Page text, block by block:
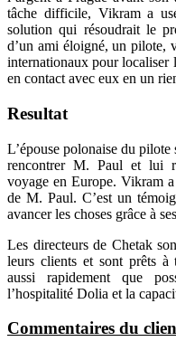
tâche difficile, Vikram a
solution qui résoudrait le
d’un ami éloigné, un pilote,
internationaux pour localiser
en contact avec eux en un
Resultat
L’épouse polonaise du pilote
rencontrer M. Paul et lui
voyage en Europe. Vikram
de M. Paul. C’est un
avancer les choses grâce à
Les directeurs de Chetak
leurs clients et sont prêts à
aussi rapidement que
l’hospitalité Dolia et la
Commentaires du